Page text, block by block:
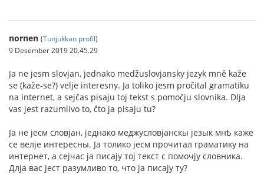
nornen (Tunjukkan profil)
9 Desember 2019 20.45.29
Ja ne jesm slovjan, jednako medžuslovjansky jezyk mně kaže
se (kaže-se?) velje interesny. Ja toliko jesm pročital gramatiku
na internet, a sejčas pisaju toj tekst s pomočju slovnika. Dlja
vas jest razumlivo to, čto ja pisaju tu?
Jа не jесм словjан, jеднако меджусловjанскы jезык мнѣ каже
се велjе интересны. Jа толико jесм прочитал граматику на
интернет, а сеjчас jа писаjу тоj текст с помочjу словника.
Длjа вас jест разумливо то, что jа писаjу ту?